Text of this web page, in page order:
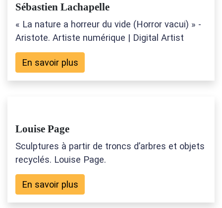
Sébastien Lachapelle
« La nature a horreur du vide (Horror vacui) » -
Aristote. Artiste numérique | Digital Artist
En savoir plus
Louise Page
Sculptures à partir de troncs d’arbres et objets
recyclés. Louise Page.
En savoir plus